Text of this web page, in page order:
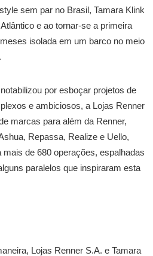
sem par no Brasil, Tamara Klink
e ao tornar-se a primeira
isolada em um barco no meio
por esboçar projetos de
e ambiciosos, a Lojas Renner
marcas para além da Renner,
Repassa, Realize e Uello,
de 680 operações, espalhadas
paralelos que inspiraram esta
Lojas Renner S.A. e Tamara